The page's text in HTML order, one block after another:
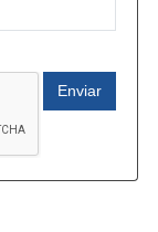
Enviar